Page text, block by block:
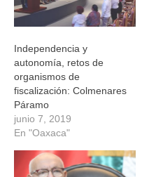
Independencia y
autonomía, retos de
organismos de
fiscalización: Colmenares
Páramo
junio 7, 2019
En "Oaxaca"